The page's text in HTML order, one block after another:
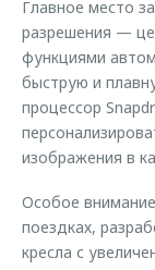
Главное место
разрешения —
функциями
быструю и
процессор
изображения в
Особое
поездках,
кресла с